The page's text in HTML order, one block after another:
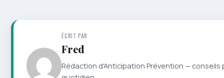
ÉCRIT PAR
Fred
Rédaction d'Anticipation Prévention —